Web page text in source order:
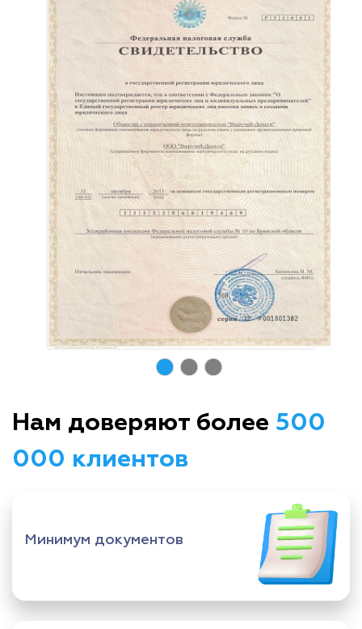
Нам доверяют более 500
000 клиентов
Минимум документов